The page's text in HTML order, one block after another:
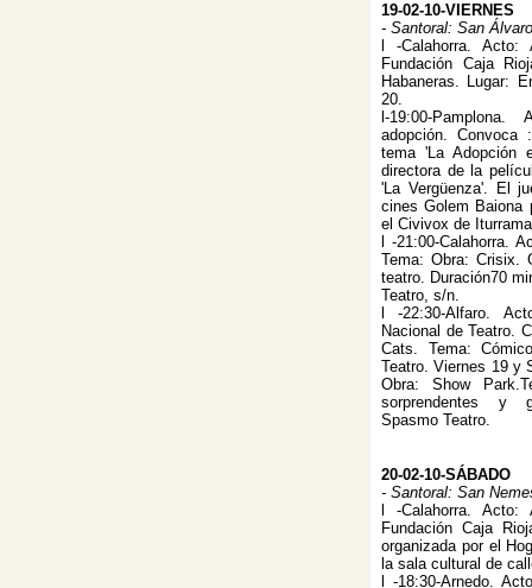
19-02-10-VIERNES
- Santoral: San
l -Calahorra.
Fundación Caja
Habaneras. Lugar:
20.
l-19:00-
adopción. Convoca
tema 'La Adopción
directora de la
'La Vergüenza'. El
cines Golem Baiona
el Civivox de
l -21:00-Calahorra.
Tema: Obra: Crisix.
teatro. Duración70
Teatro, s/n.
l -22:30-Alfaro.
Nacional de Teatro.
Cats. Tema:
Teatro. Viernes 19 y
Obra: Show
sorprendentes y
Spasmo Teatro.
20-02-10-SÁBADO
- Santoral: San
l -Calahorra.
Fundación Caja
organizada por el
la sala cultural de
l -18:30-Arnedo.